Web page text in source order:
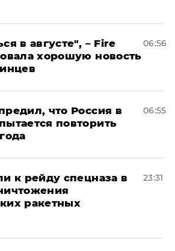
в августе", – Fire
хорошую новость
06:56
что Россия в
повторить
06:55
к рейду спецназа в
ракетных
23:31